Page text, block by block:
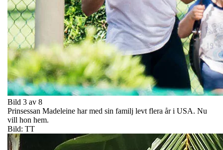
Bild 3 av 8
Prinsessan Madeleine har med sin familj levt flera år i USA. Nu
vill hon hem.
Bild: TT